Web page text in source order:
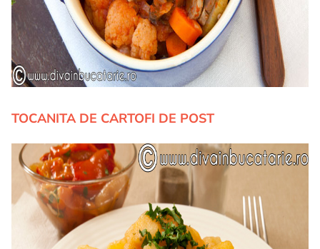
TOCANITA DE CARTOFI DE POST